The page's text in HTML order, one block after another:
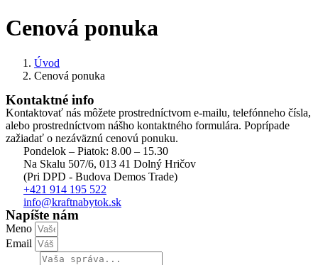
Cenová ponuka
Úvod
Cenová ponuka
Kontaktné info
Kontaktovať nás môžete prostredníctvom e-mailu, telefónneho čísla,
alebo prostredníctvom nášho kontaktného formulára. Poprípade
zažiadať o nezáväznú cenovú ponuku.
Pondelok – Piatok: 8.00 – 15.30
Na Skalu 507/6, 013 41 Dolný Hričov
(Pri DPD - Budova Demos Trade)
+421 914 195 522
info@kraftnabytok.sk
Napíšte nám
Meno
Email